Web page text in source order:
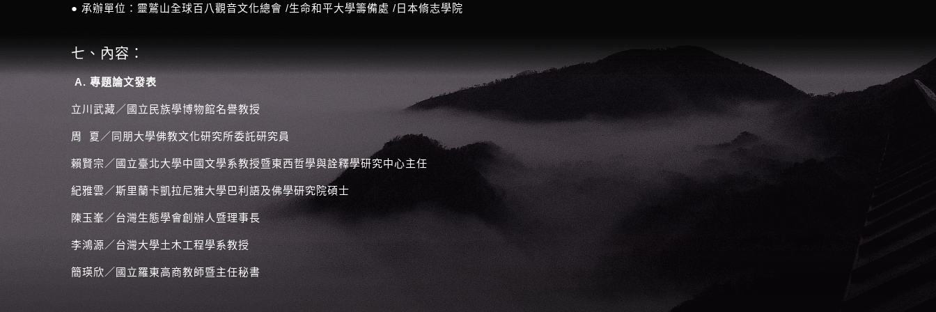
● 承辦單位：靈鷲山全球百八觀音文化總會 /生命和平大學籌備處 /日本脩志學院
七、內容：
A. 專題論文發表
立川武藏／國立民族學博物館名譽教授
周 夏／同朋大學佛教文化研究所委託研究員
賴賢宗／國立臺北大學中國文學系教授暨東西哲學與詮釋學研究中心主任
紀雅雲／斯里蘭卡凱拉尼雅大學巴利語及佛學研究院碩士
陳玉峯／台灣生態學會創辦人暨理事長
李鴻源／台灣大學土木工程學系教授
簡瑛欣／國立羅東高商教師暨主任秘書